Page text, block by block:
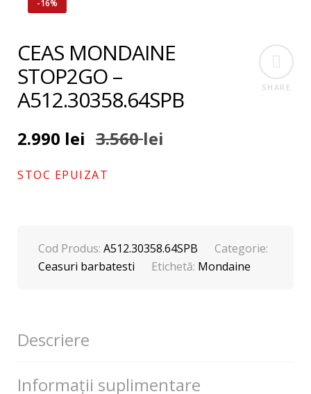
-16%
SHARE
CEAS MONDAINE
STOP2GO –
A512.30358.64SPB
3.560lei
2.990 lei
STOC EPUIZAT
Cod Produs: A512.30358.64SPB
Categorie:
Ceasuri barbatesti
Etichetă: Mondaine
Descriere
Informații suplimentare